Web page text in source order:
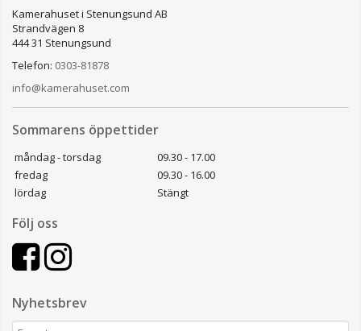
Kamerahuset i Stenungsund AB
Strandvägen 8
444 31 Stenungsund
Telefon: 0303-81878
info@kamerahuset.com
Sommarens öppettider
måndag - torsdag
09.30 - 17.00
fredag
09.30 - 16.00
lördag
Stängt
Följ oss
Nyhetsbrev